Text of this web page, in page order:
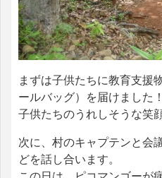
まずは子供たちに教育支援
ールバッグ）を届けました！
子供たちのうれしそうな笑
次に、村のキャプテンと会
どを話し合います。